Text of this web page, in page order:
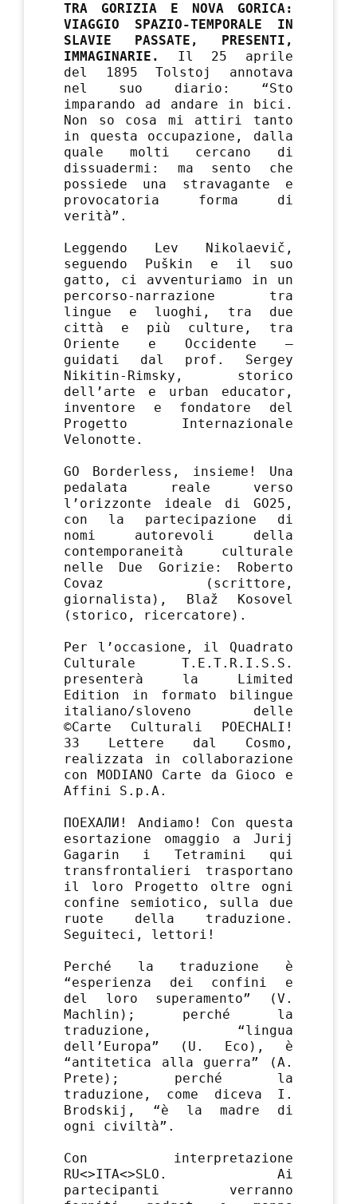
TRA GORIZIA E NOVA GORICA:
VIAGGIO SPAZIO-TEMPORALE IN
SLAVIE PASSATE, PRESENTI,
IMMAGINARIE.
Il 25 aprile
del 1895 Tolstoj annotava
nel suo diario: “Sto
imparando ad andare in bici.
Non so cosa mi attiri tanto
in questa occupazione, dalla
quale molti cercano di
dissuadermi: ma sento che
possiede una stravagante e
provocatoria forma di
verità”.
Leggendo Lev Nikolaevič,
seguendo Puškin e il suo
gatto, ci avventuriamo in un
percorso-narrazione tra
lingue e luoghi, tra due
città e più culture, tra
Oriente e Occidente —
guidati dal prof. Sergey
Nikitin-Rimsky, storico
dell’arte e urban educator,
inventore e fondatore del
Progetto Internazionale
Velonotte.
GO Borderless, insieme! Una
pedalata reale verso
l’orizzonte ideale di GO25,
con la partecipazione di
nomi autorevoli della
contemporaneità culturale
nelle Due Gorizie: Roberto
Covaz (scrittore,
giornalista), Blaž Kosovel
(storico, ricercatore).
Per l’occasione, il Quadrato
Culturale T.E.T.R.I.S.S.
presenterà la Limited
Edition in formato bilingue
italiano/sloveno delle
©Carte Culturali POECHALI!
33 Lettere dal Cosmo,
realizzata in collaborazione
con MODIANO Carte da Gioco e
Affini S.p.A.
ПОЕХАЛИ! Andiamo! Con questa
esortazione omaggio a Jurij
Gagarin i Tetramini qui
transfrontalieri trasportano
il loro Progetto oltre ogni
confine semiotico, sulla due
ruote della traduzione.
Seguiteci, lettori!
Perché la traduzione è
“esperienza dei confini e
del loro superamento” (V.
Machlin); perché la
traduzione, “lingua
dell’Europa” (U. Eco), è
“antitetica alla guerra” (A.
Prete); perché la
traduzione, come diceva I.
Brodskij, “è la madre di
ogni civiltà”.
Con interpretazione
RU<>ITA<>SLO. Ai
partecipanti verranno